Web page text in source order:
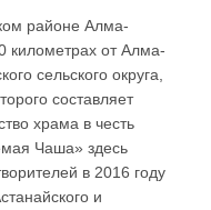
районе Алма-
километрах от Алма-
сельского округа,
составляет
храма в честь
Чаша» здесь
в 2016 году
и